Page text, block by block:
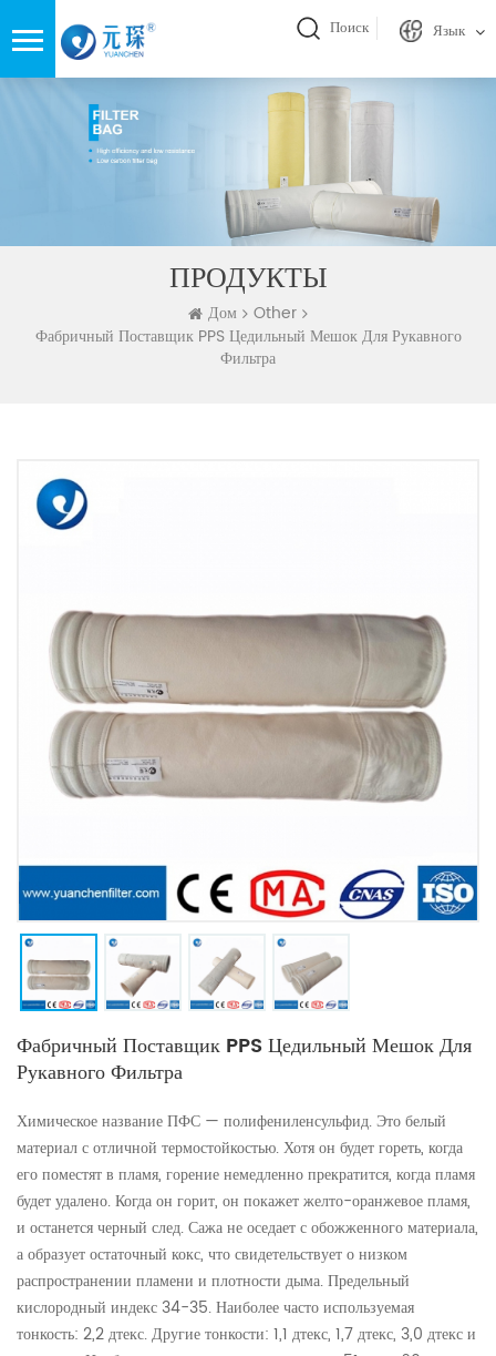
Поиск Язык
ПРОДУКТЫ
Дом
Other
Фабричный Поставщик PPS Цедильный Мешок Для Рукавного
Фильтра
Фабричный Поставщик PPS Цедильный Мешок Для
Рукавного Фильтра
Химическое название ПФС — полифениленсульфид. Это белый
материал с отличной термостойкостью. Хотя он будет гореть, когда
его поместят в пламя, горение немедленно прекратится, когда пламя
будет удалено. Когда он горит, он покажет желто-оранжевое пламя,
и останется черный след. Сажа не оседает с обожженного материала,
а образует остаточный кокс, что свидетельствует о низком
распространении пламени и плотности дыма. Предельный
кислородный индекс 34-35. Наиболее часто используемая
тонкость: 2,2 дтекс. Другие тонкости: 1,1 дтекс, 1,7 дтекс, 3,0 дтекс и